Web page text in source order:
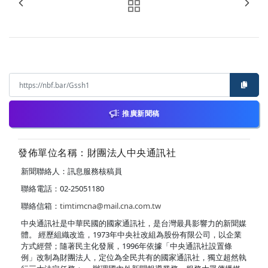
推廣新聞稿
發佈單位名稱：財團法人中央通訊社
新聞聯絡人：訊息服務核稿員
聯絡電話：02-25051180
聯絡信箱： timtimcna@mail.cna.com.tw
中央通訊社是中華民國的國家通訊社，是台灣最具影響力的新聞媒
體。 經歷組織改造，1973年中央社改組為股份有限公司，以企業
方式經營；隨著民主化發展，1996年依據「中央通訊社設置條
例」改制為財團法人，定位為全民共有的國家通訊社，獨立超然執